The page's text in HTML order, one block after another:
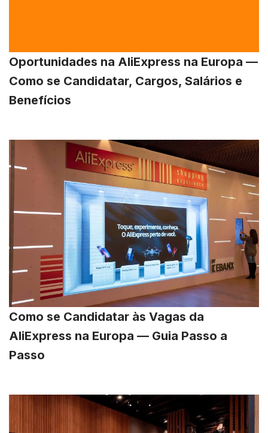
Oportunidades na AliExpress na Europa —
Como se Candidatar, Cargos, Salários e
Benefícios
Como se Candidatar às Vagas da
AliExpress na Europa — Guia Passo a
Passo